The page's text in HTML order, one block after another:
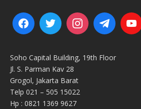
Soho Capital Building, 19th Floor
Jl. S. Parman Kav 28
Grogol, Jakarta Barat
Telp 021 – 505 15022
Hp : 0821 1369 9627